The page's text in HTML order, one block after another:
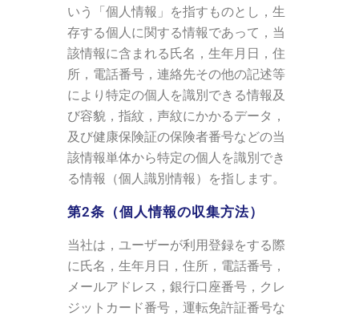
いう「個人情報」を指すものとし，生
存する個人に関する情報であって，当
該情報に含まれる氏名，生年月日，住
所，電話番号，連絡先その他の記述等
により特定の個人を識別できる情報及
び容貌，指紋，声紋にかかるデータ，
及び健康保険証の保険者番号などの当
該情報単体から特定の個人を識別でき
る情報（個人識別情報）を指します。
第2条（個人情報の収集方法）
当社は，ユーザーが利用登録をする際
に氏名，生年月日，住所，電話番号，
メールアドレス，銀行口座番号，クレ
ジットカード番号，運転免許証番号な